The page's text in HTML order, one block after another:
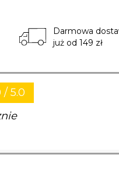
Darmowa
już od 149 zł
/ 5.0